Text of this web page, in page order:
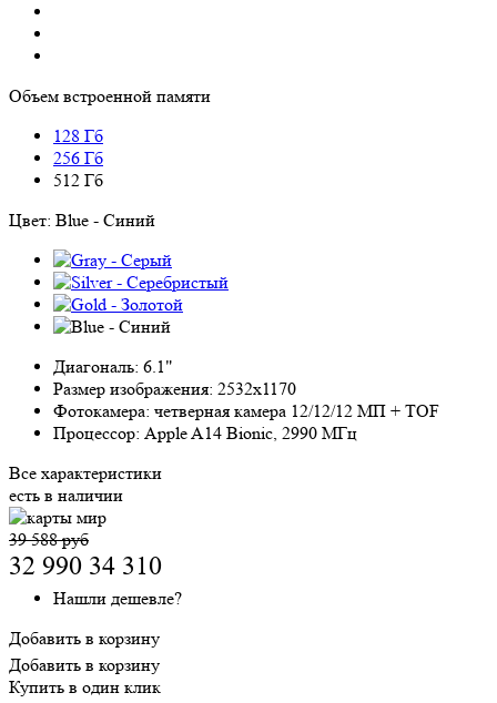
Объем встроенной памяти
128 Гб
256 Гб
512 Гб
Цвет: Blue - Синий
Диагональ: 6.1"
Размер изображения: 2532x1170
Фотокамера: четверная камера 12/12/12 МП + TOF
Процессор: Apple A14 Bionic, 2990 МГц
Все характеристики
есть в наличии
39 588 руб
32 990 34 310
Нашли дешевле?
Добавить в корзину
Добавить в корзину
Купить в один клик